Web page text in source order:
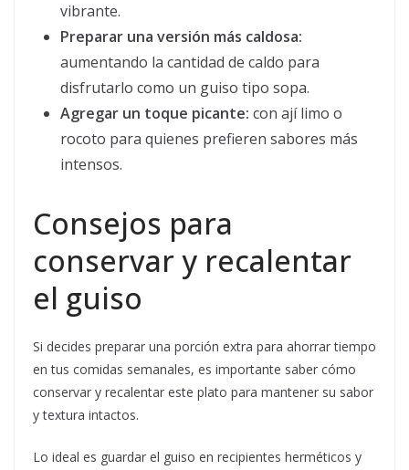
vibrante.
Preparar una versión más caldosa:
aumentando la cantidad de caldo para
disfrutarlo como un guiso tipo sopa.
Agregar un toque picante: con ají limo o
rocoto para quienes prefieren sabores más
intensos.
Consejos para
conservar y recalentar
el guiso
Si decides preparar una porción extra para ahorrar tiempo
en tus comidas semanales, es importante saber cómo
conservar y recalentar este plato para mantener su sabor
y textura intactos.
Lo ideal es guardar el guiso en recipientes herméticos y